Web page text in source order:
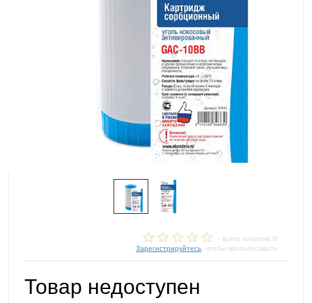
- всего голосов: 0
Зарегистрируйтесь , чтобы проголосовать
Товар недоступен